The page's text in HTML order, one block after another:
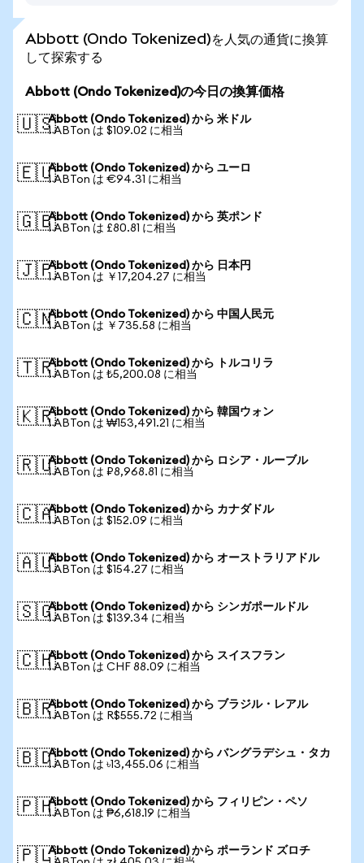
Abbott (Ondo Tokenized)を人気の通貨に換算
して探索する
Abbott (Ondo Tokenized)の今日の換算価格
🇺🇸Abbott (Ondo Tokenized) から 米ドル
1 ABTon は $109.02 に相当
🇪🇺Abbott (Ondo Tokenized) から ユーロ
1 ABTon は €94.31 に相当
🇬🇧Abbott (Ondo Tokenized) から 英ポンド
1 ABTon は £80.81 に相当
🇯🇵Abbott (Ondo Tokenized) から 日本円
1 ABTon は ￥17,204.27 に相当
🇨🇳Abbott (Ondo Tokenized) から 中国人民元
1 ABTon は ￥735.58 に相当
🇹🇷Abbott (Ondo Tokenized) から トルコリラ
1 ABTon は ₺5,200.08 に相当
🇰🇷Abbott (Ondo Tokenized) から 韓国ウォン
1 ABTon は ₩153,491.21 に相当
🇷🇺Abbott (Ondo Tokenized) から ロシア・ルーブル
1 ABTon は ₽8,968.81 に相当
🇨🇦Abbott (Ondo Tokenized) から カナダドル
1 ABTon は $152.09 に相当
🇦🇺Abbott (Ondo Tokenized) から オーストラリアドル
1 ABTon は $154.27 に相当
🇸🇬Abbott (Ondo Tokenized) から シンガポールドル
1 ABTon は $139.34 に相当
🇨🇭Abbott (Ondo Tokenized) から スイスフラン
1 ABTon は CHF 88.09 に相当
🇧🇷Abbott (Ondo Tokenized) から ブラジル・レアル
1 ABTon は R$555.72 に相当
🇧🇩Abbott (Ondo Tokenized) から バングラデシュ・タカ
1 ABTon は ৳13,455.06 に相当
🇵🇭Abbott (Ondo Tokenized) から フィリピン・ペソ
1 ABTon は ₱6,618.19 に相当
🇵🇱Abbott (Ondo Tokenized) から ポーランド ズロチ